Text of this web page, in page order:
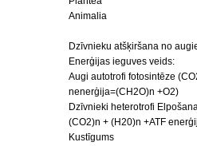
Animalia
Dzīvnieku atšķiršana no
Enerģijas ieguves veids:
Augi autotrofi fotosintēze
nenerģija=(CH2O)n +O2)
Dzīvnieki heterotrofi
(CO2)n + (H20)n +ATF
Kustīgums